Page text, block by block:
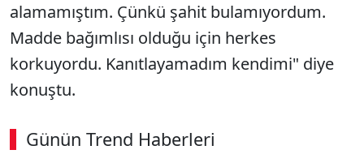
alamamıştım. Çünkü şahit bulamıyordum.
Madde bağımlısı olduğu için herkes
korkuyordu. Kanıtlayamadım kendimi" diye
konuştu.
Günün Trend Haberleri